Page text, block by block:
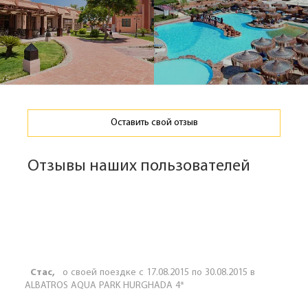
Оставить свой отзыв
Отзывы наших пользователей
Стас,
о своей поездке с 17.08.2015 по 30.08.2015 в
ALBATROS AQUA PARK HURGHADA 4*